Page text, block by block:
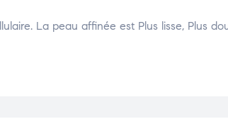
La peau affinée est Plus lisse, Plus